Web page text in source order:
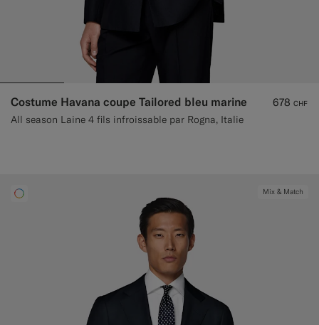
Costume Havana coupe Tailored bleu marine
All season Laine 4 fils infroissable par Rogna, Italie
678 CHF
Mix & Match